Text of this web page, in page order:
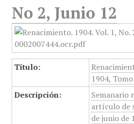
No 2, Junio 12
Título:
1904,
Descripción:
Semanario
artículo de
de junio de